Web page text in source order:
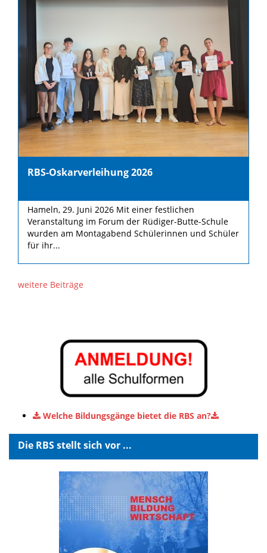
Welche Bildungsgänge bietet die RBS an?
Die RBS stellt sich vor ...
RBS-Oskarverleihung 2026
Hameln, 29. Juni 2026 Mit einer festlichen
Veranstaltung im Forum der Rüdiger-Butte-Schule
wurden am Montagabend Schülerinnen und Schüler
für ihr...
weitere Beiträge